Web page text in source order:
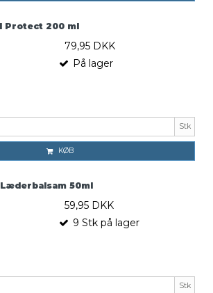
Protect 200 ml
79,95 DKK
På lager
Stk
KØB
50ml
59,95 DKK
9 Stk på lager
Stk